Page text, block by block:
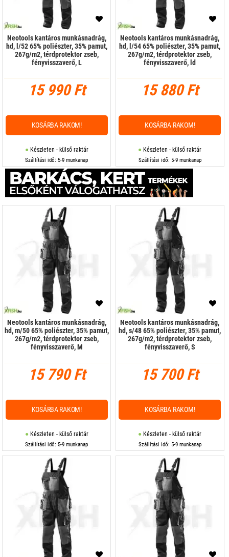
Neotools kantáros munkásnadrág,
hd, l/52 65% poliészter, 35% pamut,
267g/m2, térdprotektor zseb,
fényvisszaverő, L
15 990 Ft
Készleten - külső raktár
Szállítási idő: 5-9 munkanap
KOSÁRBA RAKOM!
Neotools kantáros munkásnadrág,
hd, l/54 65% poliészter, 35% pamut,
267g/m2, térdprotektor zseb,
fényvisszaverő, ld
15 880 Ft
Készleten - külső raktár
Szállítási idő: 5-9 munkanap
KOSÁRBA RAKOM!
Neotools kantáros munkásnadrág,
hd, m/50 65% poliészter, 35% pamut,
267g/m2, térdprotektor zseb,
fényvisszaverő, M
15 790 Ft
Készleten - külső raktár
Szállítási idő: 5-9 munkanap
KOSÁRBA RAKOM!
Neotools kantáros munkásnadrág,
hd, s/48 65% poliészter, 35% pamut,
267g/m2, térdprotektor zseb,
fényvisszaverő, S
15 700 Ft
Készleten - külső raktár
Szállítási idő: 5-9 munkanap
KOSÁRBA RAKOM!